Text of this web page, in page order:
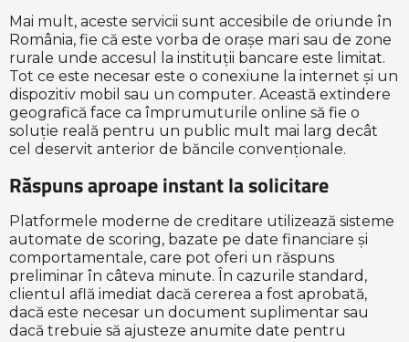
Mai mult, aceste servicii sunt accesibile de oriunde în
România, fie că este vorba de orașe mari sau de zone
rurale unde accesul la instituții bancare este limitat.
Tot ce este necesar este o conexiune la internet și un
dispozitiv mobil sau un computer. Această extindere
geografică face ca împrumuturile online să fie o
soluție reală pentru un public mult mai larg decât
cel deservit anterior de băncile convenționale.
Răspuns aproape instant la solicitare
Platformele moderne de creditare utilizează sisteme
automate de scoring, bazate pe date financiare și
comportamentale, care pot oferi un răspuns
preliminar în câteva minute. În cazurile standard,
clientul află imediat dacă cererea a fost aprobată,
dacă este necesar un document suplimentar sau
dacă trebuie să ajusteze anumite date pentru